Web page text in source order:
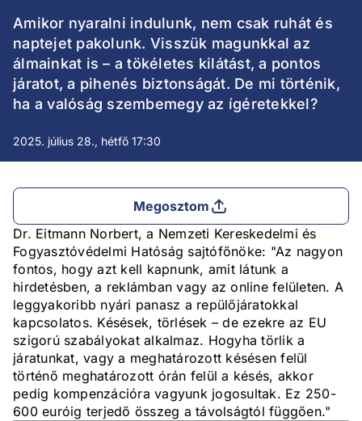
Amikor nyaralni indulunk, nem csak ruhát és
naptejet pakolunk. Visszük magunkkal az
álmainkat is – a tökéletes kilátást, a pontos
járatot, a pihenés biztonságát. De mi történik,
ha a valóság szembemegy az ígéretekkel?
2025. július 28., hétfő 17:30
Megosztom
Dr. Eitmann Norbert, a Nemzeti Kereskedelmi és
Fogyasztóvédelmi Hatóság sajtófőnöke: "Az nagyon
fontos, hogy azt kell kapnunk, amit látunk a
hirdetésben, a reklámban vagy az online felületen. A
leggyakoribb nyári panasz a repülőjáratokkal
kapcsolatos. Késések, törlések – de ezekre az EU
szigorú szabályokat alkalmaz. Hogyha törlik a
járatunkat, vagy a meghatározott késésen felül
történő meghatározott órán felül a késés, akkor
pedig kompenzációra vagyunk jogosultak. Ez 250-
600 euróig terjedő összeg a távolságtól függően."